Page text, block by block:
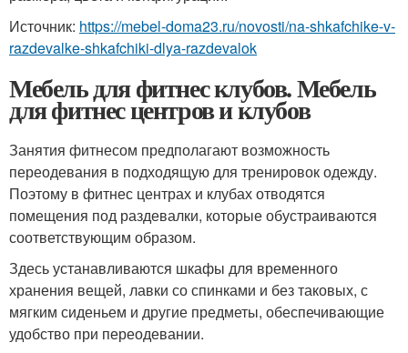
Источник: https://mebel-doma23.ru/novosti/na-shkafchike-v-
razdevalke-shkafchiki-dlya-razdevalok
Мебель для фитнес клубов. Мебель
для фитнес центров и клубов
Занятия фитнесом предполагают возможность
переодевания в подходящую для тренировок одежду.
Поэтому в фитнес центрах и клубах отводятся
помещения под раздевалки, которые обустраиваются
соответствующим образом.
Здесь устанавливаются шкафы для временного
хранения вещей, лавки со спинками и без таковых, с
мягким сиденьем и другие предметы, обеспечивающие
удобство при переодевании.